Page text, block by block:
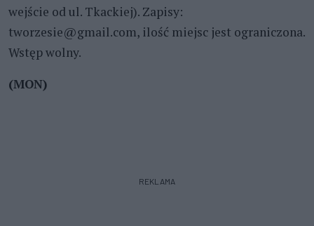
wejście od ul. Tkackiej). Zapisy:
tworzesie@gmail.com, ilość miejsc jest ograniczona.
Wstęp wolny.
(MON)
REKLAMA